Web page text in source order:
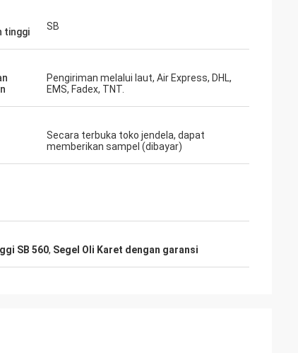
tinggi
SB
Pengiriman melalui laut, Air Express, DHL,
EMS, Fadex, TNT.
Secara terbuka toko jendela, dapat
memberikan sampel (dibayar)
SB 560, Segel Oli Karet dengan garansi